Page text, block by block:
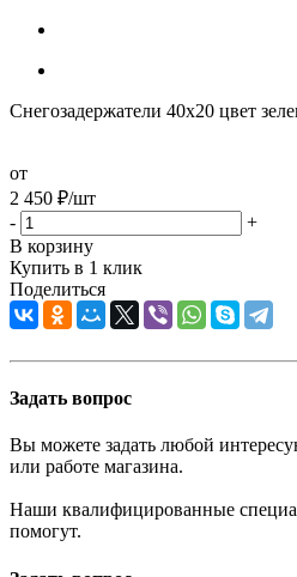
Снегозадержатели 40х20 цвет
от
2 450 ₽/шт
-
+
В корзину
Купить в 1 клик
Поделиться
Задать вопрос
Вы можете задать любой
или работе магазина.
Наши квалифицированные
помогут.